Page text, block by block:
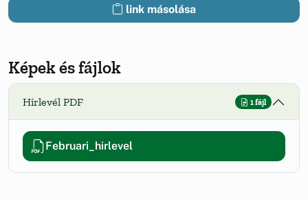
link másolása
Képek és fájlok
Hírlevél PDF 1 fájl
Februari_hirlevel